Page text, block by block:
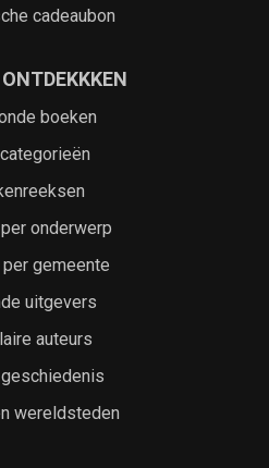
cadeaubon
boeken
onderwerp
per gemeente
uitgevers
auteurs
wereldsteden